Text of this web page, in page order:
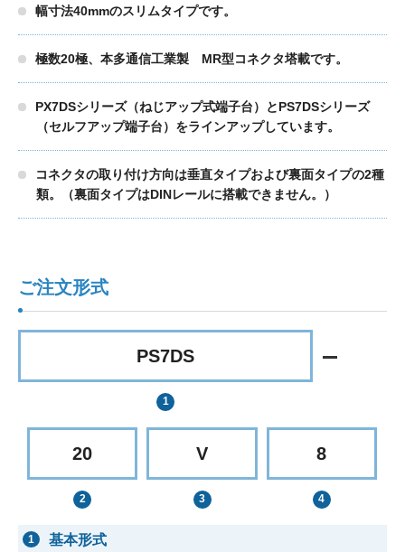
幅寸法40mmのスリムタイプです。
極数20極、本多通信工業製 MR型コネクタ塔載です。
PX7DSシリーズ（ねじアップ式端子台）とPS7DSシリーズ
（セルフアップ端子台）をラインアップしています。
コネクタの取り付け方向は垂直タイプおよび裏面タイプの2種
類。（裏面タイプはDINレールに搭載できません。）
ご注文形式
PS7DS
20 V 8
1 基本形式